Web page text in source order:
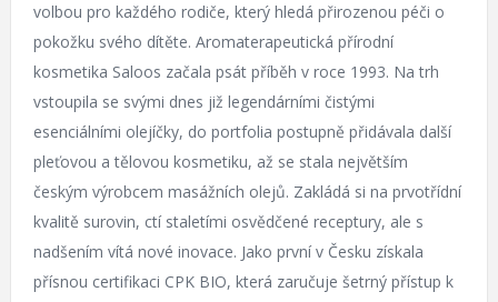
volbou pro každého rodiče, který hledá přirozenou péči o
pokožku svého dítěte. Aromaterapeutická přírodní
kosmetika Saloos začala psát příběh v roce 1993. Na trh
vstoupila se svými dnes již legendárními čistými
esenciálními olejíčky, do portfolia postupně přidávala další
pleťovou a tělovou kosmetiku, až se stala největším
českým výrobcem masážních olejů. Zakládá si na prvotřídní
kvalitě surovin, ctí staletími osvědčené receptury, ale s
nadšením vítá nové inovace. Jako první v Česku získala
přísnou certifikaci CPK BIO, která zaručuje šetrný přístup k